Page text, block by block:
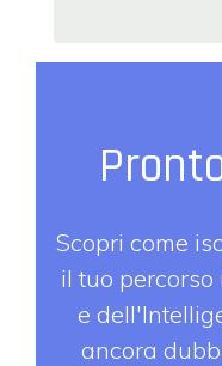
Scopri come
il tuo
e
ancora